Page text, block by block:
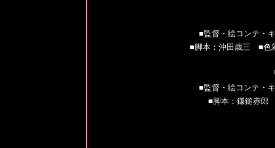
■監督・絵コンテ・
■脚本：沖田歳三 ■色
■監督・絵コンテ・
■脚本：鎌鎚赤